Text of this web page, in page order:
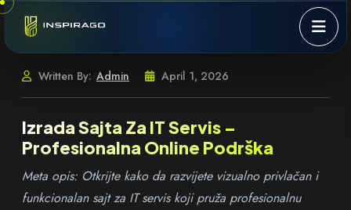
Skip to content
Written By: Admin April 1, 2026
Izrada Sajta Za IT Servis –
Profesionalna Online Podrška
Meta opis: Otkrijte kako da razvijete vizualno privlačan i
funkcionalan sajt za IT servis koji pruža profesionalnu